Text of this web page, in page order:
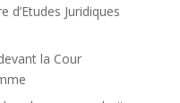
d’Etudes Juridiques
la Cour